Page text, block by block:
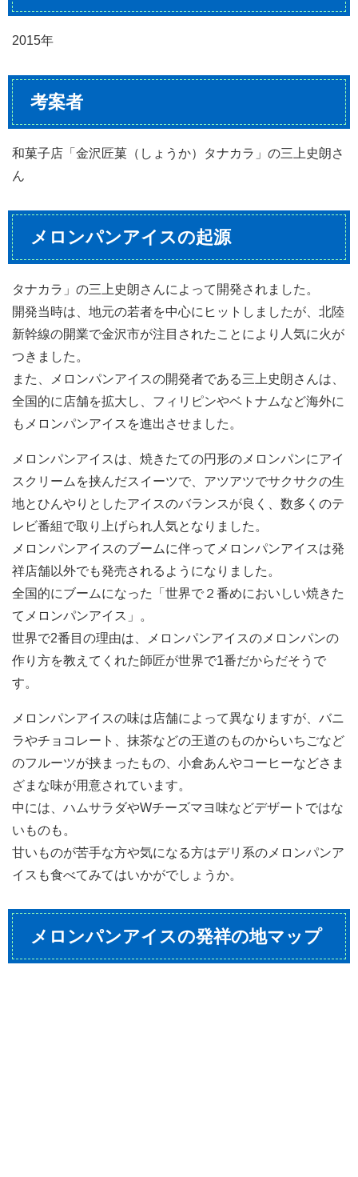
2015年
考案者
和菓子店「金沢匠菓（しょうか）タナカラ」の三上史朗さ
ん
メロンパンアイスの起源
タナカラ」の三上史朗さんによって開発されました。
開発当時は、地元の若者を中心にヒットしましたが、北陸
新幹線の開業で金沢市が注目されたことにより人気に火が
つきました。
また、メロンパンアイスの開発者である三上史朗さんは、
全国的に店舗を拡大し、フィリピンやベトナムなど海外に
もメロンパンアイスを進出させました。
メロンパンアイスは、焼きたての円形のメロンパンにアイ
スクリームを挟んだスイーツで、アツアツでサクサクの生
地とひんやりとしたアイスのバランスが良く、数多くのテ
レビ番組で取り上げられ人気となりました。
メロンパンアイスのブームに伴ってメロンパンアイスは発
祥店舗以外でも発売されるようになりました。
全国的にブームになった「世界で２番めにおいしい焼きた
てメロンパンアイス」。
世界で2番目の理由は、メロンパンアイスのメロンパンの
作り方を教えてくれた師匠が世界で1番だからだそうで
す。
メロンパンアイスの味は店舗によって異なりますが、バニ
ラやチョコレート、抹茶などの王道のものからいちごなど
のフルーツが挟まったもの、小倉あんやコーヒーなどさま
ざまな味が用意されています。
中には、ハムサラダやWチーズマヨ味などデザートではな
いものも。
甘いものが苦手な方や気になる方はデリ系のメロンパンア
イスも食べてみてはいかがでしょうか。
メロンパンアイスの発祥の地マップ